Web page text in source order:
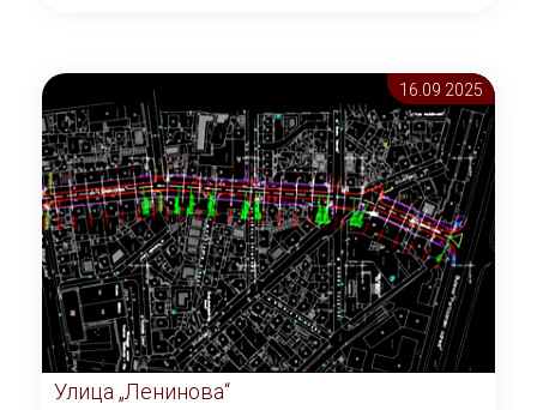
16.09 2025
Улица „Ленинова“